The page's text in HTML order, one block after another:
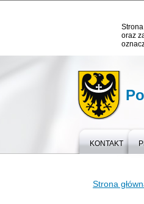
oraz
KONTAKT
Strona